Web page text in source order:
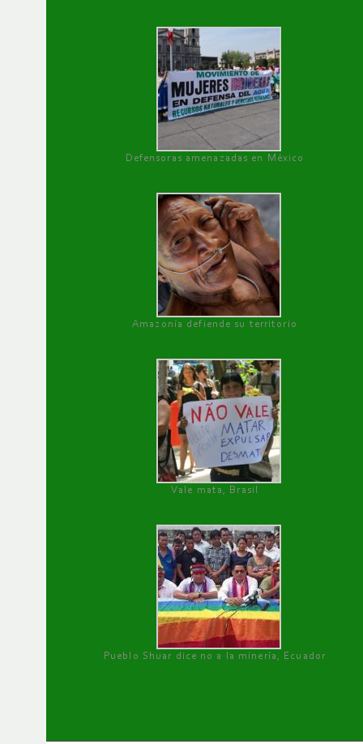
Defensoras amenazadas en México
Amazonía defiende su territorio
Vale mata, Brasil
Pueblo Shuar dice no a la minería, Ecuador